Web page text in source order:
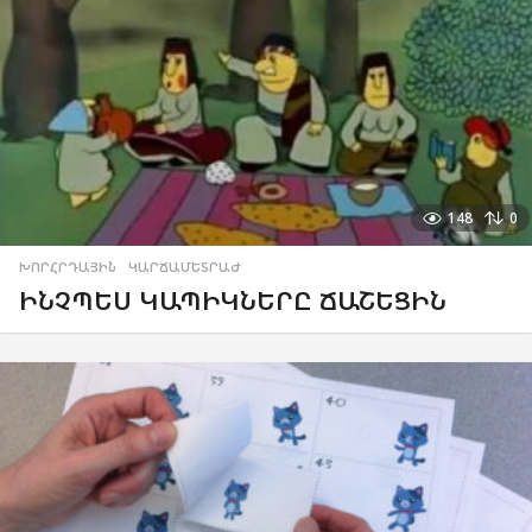
148 0
ԽՈՐՀՐԴԱՅԻՆ ,ԿԱՐՃԱՄԵՏՐԱԺ
ԻՆՉՊԵՍ ԿԱՊԻԿՆԵՐԸ ՃԱՇԵՑԻՆ